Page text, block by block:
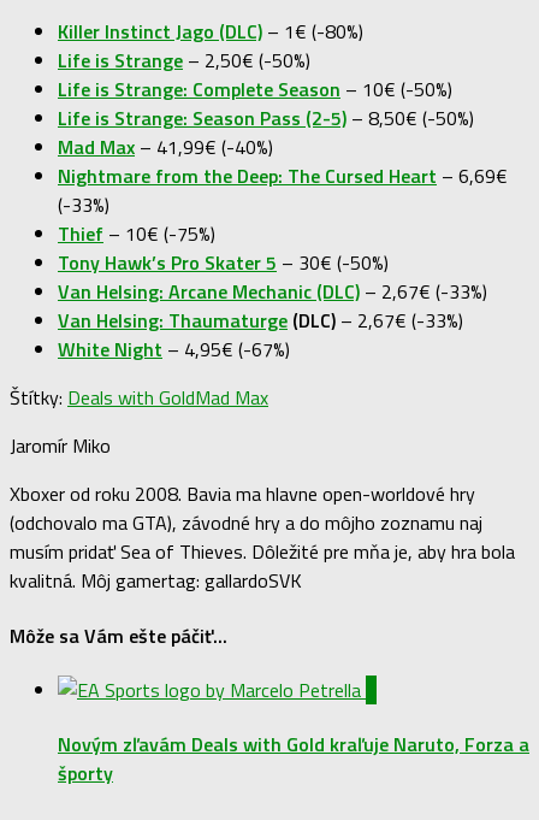
Killer Instinct Jago (DLC) – 1€ (-80%)
Life is Strange – 2,50€ (-50%)
Life is Strange: Complete Season – 10€ (-50%)
Life is Strange: Season Pass (2-5) – 8,50€ (-50%)
Mad Max – 41,99€ (-40%)
Nightmare from the Deep: The Cursed Heart – 6,69€
(-33%)
Thief – 10€ (-75%)
Tony Hawk’s Pro Skater 5 – 30€ (-50%)
Van Helsing: Arcane Mechanic (DLC) – 2,67€ (-33%)
Van Helsing: Thaumaturge (DLC) – 2,67€ (-33%)
White Night – 4,95€ (-67%)
Štítky: Deals with GoldMad Max
Jaromír Miko
Xboxer od roku 2008. Bavia ma hlavne open-worldové hry
(odchovalo ma GTA), závodné hry a do môjho zoznamu naj
musím pridať Sea of Thieves. Dôležité pre mňa je, aby hra bola
kvalitná. Môj gamertag: gallardoSVK
Môže sa Vám ešte páčiť...
Novým zľavám Deals with Gold kraľuje Naruto, Forza a
športy